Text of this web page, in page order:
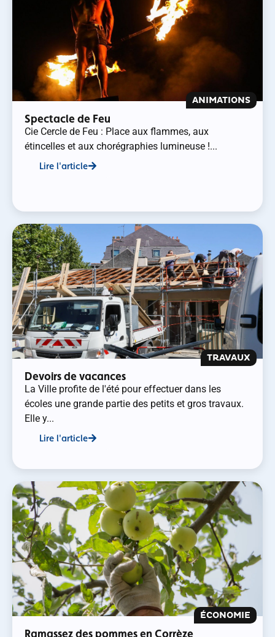
ANIMATIONS
Spectacle de Feu
Cie Cercle de Feu : Place aux flammes, aux
étincelles et aux chorégraphies lumineuse !...
Lire l'article
TRAVAUX
Devoirs de vacances
La Ville profite de l'été pour effectuer dans les
écoles une grande partie des petits et gros travaux.
Elle y...
Lire l'article
ÉCONOMIE
Ramassez des pommes en Corrèze